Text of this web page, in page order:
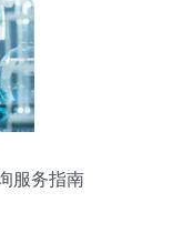
服务指南